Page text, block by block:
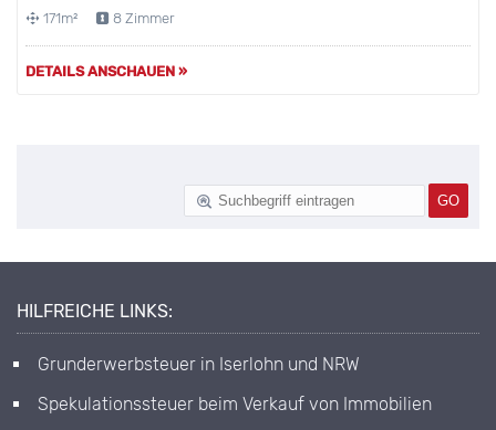
171m² 8 Zimmer
DETAILS ANSCHAUEN »
HILFREICHE LINKS:
Grunderwerbsteuer in Iserlohn und NRW
Spekulationssteuer beim Verkauf von Immobilien